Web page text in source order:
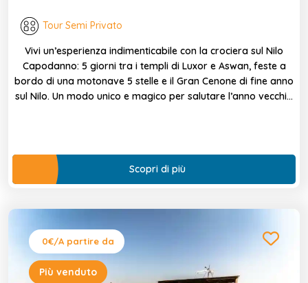
Tour Semi Privato
Vivi un’esperienza indimenticabile con la crociera sul Nilo
Capodanno: 5 giorni tra i templi di Luxor e Aswan, feste a
bordo di una motonave 5 stelle e il Gran Cenone di fine anno
sul Nilo. Un modo unico e magico per salutare l’anno vecchio
Scopri di più
0€/A partire da
Più venduto